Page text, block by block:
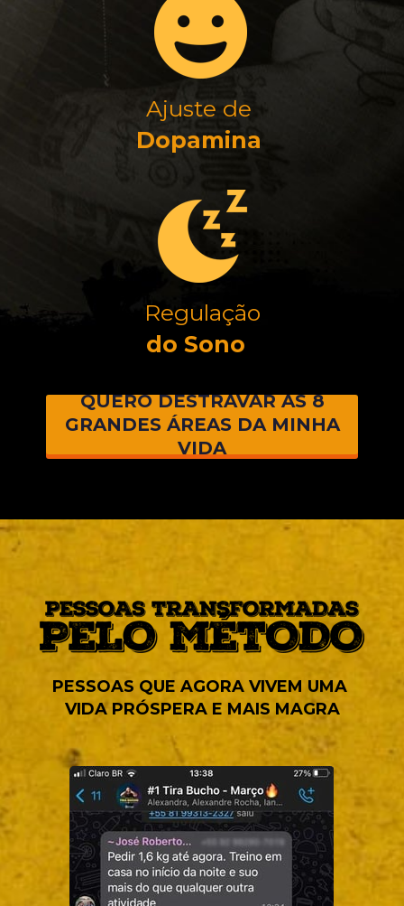
Regulação
do Sono
Dopamina
QUERO DESTRAVAR AS 8
GRANDES ÁREAS DA MINHA
VIDA
PESSOAS QUE AGORA VIVEM UMA
VIDA PRÓSPERA E MAIS MAGRA